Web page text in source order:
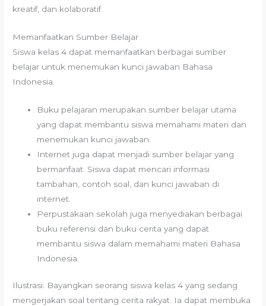
kreatif, dan kolaboratif.
Memanfaatkan Sumber Belajar
Siswa kelas 4 dapat memanfaatkan berbagai sumber
belajar untuk menemukan kunci jawaban Bahasa
Indonesia.
Buku pelajaran merupakan sumber belajar utama
yang dapat membantu siswa memahami materi dan
menemukan kunci jawaban.
Internet juga dapat menjadi sumber belajar yang
bermanfaat. Siswa dapat mencari informasi
tambahan, contoh soal, dan kunci jawaban di
internet.
Perpustakaan sekolah juga menyediakan berbagai
buku referensi dan buku cerita yang dapat
membantu siswa dalam memahami materi Bahasa
Indonesia.
Ilustrasi: Bayangkan seorang siswa kelas 4 yang sedang
mengerjakan soal tentang cerita rakyat. Ia dapat membuka